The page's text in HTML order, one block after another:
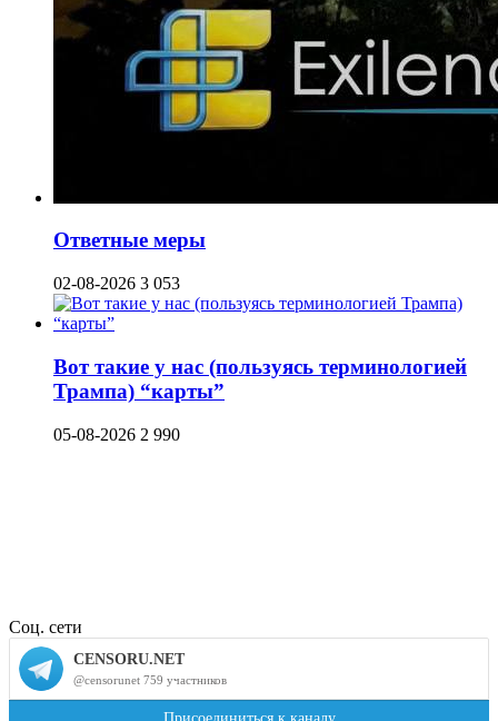
Ответные меры
02-08-2026 3 053
Вот такие у нас (пользуясь терминологией
Трампа) “карты”
05-08-2026 2 990
Соц. сети